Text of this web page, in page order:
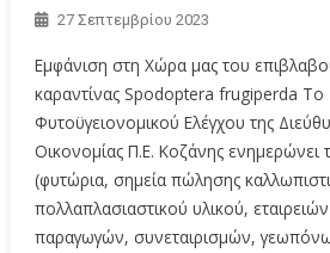
27 Σεπτεμβρίου 2023
Εμφάνιση στη Χώρα μας του
καραντίνας Spodoptera frugiperda Το
Φυτοϋγειονομικού Ελέγχου της
Οικονομίας Π.Ε. Κοζάνης ενημερώνει
(φυτώρια, σημεία πώλησης
πολλαπλασιαστικού υλικού,
παραγωγών, συνεταιρισμών,